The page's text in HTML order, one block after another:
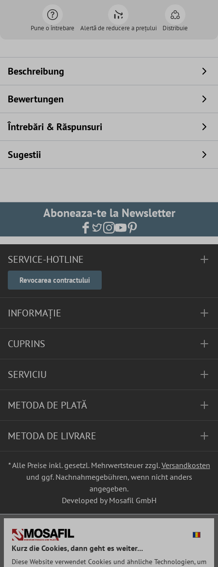
Pune o întrebare Alertă de reducere a prețului Distribuie
Beschreibung
Bewertungen
Întrebări & Răspunsuri
Sugestii
Aboneaza-te la Newsletter
SERVICE-HOTLINE
Revocarea contractului
INFORMAȚIE
CUPRINS
SERVICIU
METODA DE PLATĂ
METODA DE LIVRARE
* Alle Preise inkl. gesetzl. Mehrwertsteuer zzgl.Versandkosten
und ggf. Nachnahmegebühren, wenn nicht anders
angegeben.
Developed by Mosafil GmbH
Kurz die Cookies, dann geht es weiter...
Diese Website verwendet Cookies und ähnliche Technologien, um